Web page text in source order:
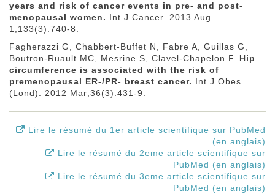
years and risk of cancer events in pre- and post-
menopausal women. Int J Cancer. 2013 Aug
1;133(3):740-8.
Fagherazzi G, Chabbert-Buffet N, Fabre A, Guillas G,
Boutron-Ruault MC, Mesrine S, Clavel-Chapelon F. Hip
circumference is associated with the risk of
premenopausal ER-/PR- breast cancer. Int J Obes
(Lond). 2012 Mar;36(3):431-9.
Lire le résumé du 1er article scientifique sur PubMed
(en anglais)
Lire le résumé du 2eme article scientifique sur
PubMed (en anglais)
Lire le résumé du 3eme article scientifique sur
PubMed (en anglais)